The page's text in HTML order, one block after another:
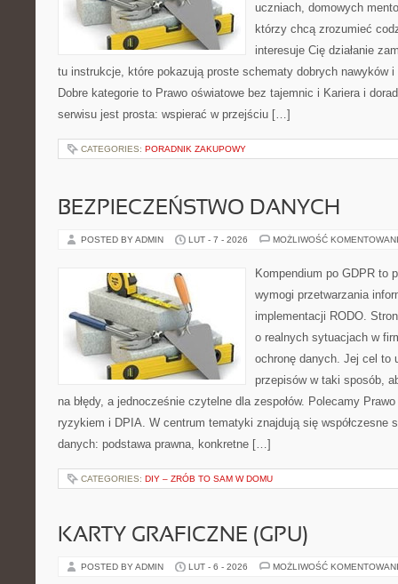
uczniach, domowych
którzy chcą zrozumieć
interesuje Cię działanie
tu instrukcje, które pokazują proste schematy dobrych nawyków
Dobre kategorie to Prawo oświatowe bez tajemnic i Kariera i
serwisu jest prosta: wspierać w przejściu […]
CATEGORIES: PORADNIK ZAKUPOWY
BEZPIECZEŃSTWO DANYCH
POSTED BY ADMIN LUT - 7 - 2026 MOŻLIWOŚĆ
Kompendium po GDPR to
wymogi przetwarzania
implementacji RODO.
o realnych sytuacjach w
ochronę danych. Jej cel to
przepisów w taki sposób,
na błędy, a jednocześnie czytelne dla zespołów. Polecamy
ryzykiem i DPIA. W centrum tematyki znajdują się współczesne
danych: podstawa prawna, konkretne […]
CATEGORIES: DIY – ZRÓB TO SAM W DOMU
KARTY GRAFICZNE (GPU)
POSTED BY ADMIN LUT - 6 - 2026 MOŻLIWOŚĆ